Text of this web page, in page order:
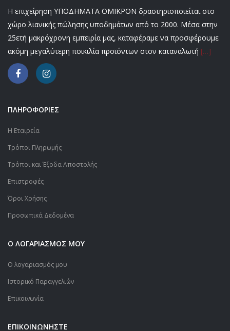
Η επιχείρηση ΥΠΟΔΗΜΑΤΑ ΟΜΙΚΡΟΝ δραστηριοποιείται στο
χώρο λιανικής πώλησης υποδημάτων από το 2000. Μέσα στην
25ετή μακρόχρονη εμπειρία μας, καταφέραμε να προσφέρουμε
ακόμη μεγαλύτερη ποικιλία προϊόντων στον καταναλωτή […]
ΠΛΗΡΟΦΟΡΙΕΣ
Η Εταιρεία
Τρόποι Πληρωμής
Τρόποι και Έξοδα Αποστολής
Επιστροφές
Όροι Χρήσης
Προσωπικά Δεδομένα
Ο ΛΟΓΑΡΙΑΣΜΟΣ ΜΟΥ
Ο λογαριασμός μου
Ιστορικό Παραγγελιών
Επικοινωνία
ΕΠΙΚΟΙΝΩΝΗΣΤΕ